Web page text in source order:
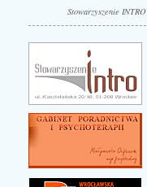
Stowarzyszenie INTRO